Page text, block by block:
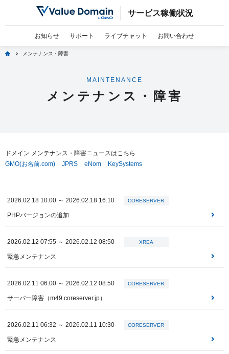
サービス稼働状況
お知らせ サポート ライブチャット お問い合わせ
home メンテナンス・障害
MAINTENANCE
メンテナンス・障害
ドメイン メンテナンス・障害ニュースはこちら
GMO(お名前.com)
JPRS eNom KeySystems
2026.02.18 10:00 ～ 2026.02.18 16:10 CORESERVER
PHPバージョンの追加
2026.02.12 07:55 ～ 2026.02.12 08:50 XREA
緊急メンテナンス
2026.02.11 06:00 ～ 2026.02.12 08:50 CORESERVER
サーバー障害（m49.coreserver.jp）
2026.02.11 06:32 ～ 2026.02.11 10:30 CORESERVER
緊急メンテナンス